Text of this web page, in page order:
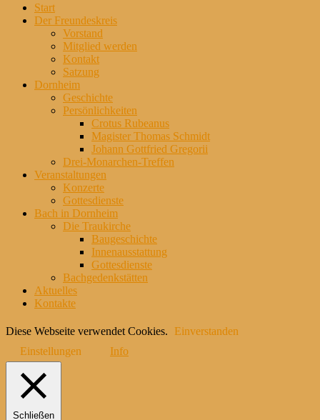
oben
scrollen
Start
Der Freundeskreis
Vorstand
Mitglied werden
Kontakt
Satzung
Dornheim
Geschichte
Persönlichkeiten
Crotus Rubeanus
Magister Thomas Schmidt
Johann Gottfried Gregorii
Drei-Monarchen-Treffen
Veranstaltungen
Konzerte
Gottesdienste
Bach in Dornheim
Die Traukirche
Baugeschichte
Innenausstattung
Gottesdienste
Bachgedenkstätten
Aktuelles
Kontakte
Diese Webseite verwendet Cookies.
Einverstanden
Einstellungen
Info
Schließen